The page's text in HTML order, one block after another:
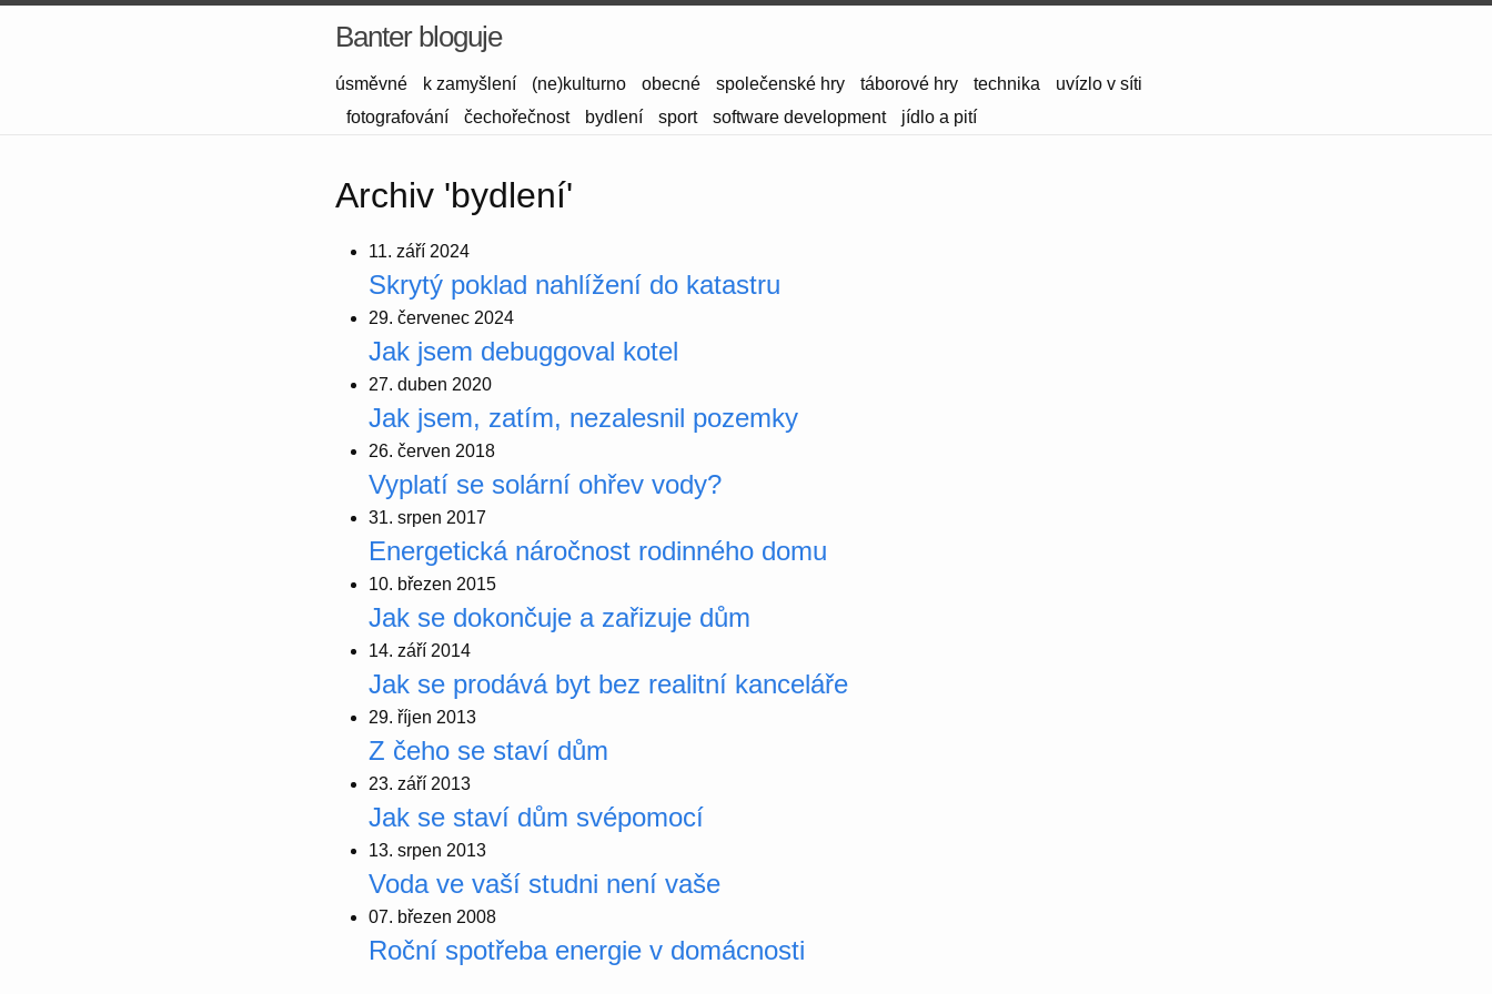
Banter bloguje
úsměvné k zamyšlení (ne)kulturno obecné společenské hry táborové hry technika
uvízlo v síti
fotografování
čechořečnost bydlení sport software development jídlo a pití
Archiv 'bydlení'
11. září 2024
Skrytý poklad nahlížení do katastru
29. červenec 2024
Jak jsem debuggoval kotel
27. duben 2020
Jak jsem, zatím, nezalesnil pozemky
26. červen 2018
Vyplatí se solární ohřev vody?
31. srpen 2017
Energetická náročnost rodinného domu
10. březen 2015
Jak se dokončuje a zařizuje dům
14. září 2014
Jak se prodává byt bez realitní kanceláře
29. říjen 2013
Z čeho se staví dům
23. září 2013
Jak se staví dům svépomocí
13. srpen 2013
Voda ve vaší studni není vaše
07. březen 2008
Roční spotřeba energie v domácnosti